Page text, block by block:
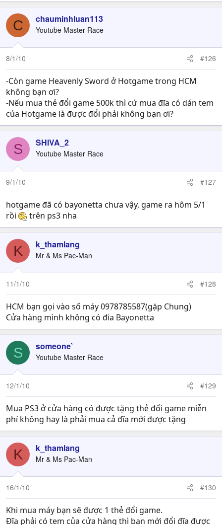
C chauminhluan113
Youtube Master Race
8/1/10 #126
-Còn game Heavenly Sword ở Hotgame trong HCM
không bạn ơi?
-Nếu mua thẻ đổi game 500k thì cứ mua đĩa có dán tem
của Hotgame là được đổi phải không bạn ơi?
S SHIVA_2
Youtube Master Race
9/1/10 #127
hotgame đã có bayonetta chưa vậy, game ra hôm 5/1
rồi
trên ps3 nha
K k_thamlang
Mr & Ms Pac-Man
11/1/10 #128
HCM bạn gọi vào số máy 0978785587(gặp Chung)
Cửa hàng mình không có đia Bayonetta
S someone`
Youtube Master Race
12/1/10 #129
Mua PS3 ở cửa hàng có được tặng thẻ đổi game miễn
phí không hay là phải mua cả đĩa mới được tặng
K k_thamlang
Mr & Ms Pac-Man
16/1/10 #130
Khi mua máy bạn sẽ được 1 thẻ đổi game.
Đĩa phải có tem của cửa hàng thì bạn mới đổi đĩa được